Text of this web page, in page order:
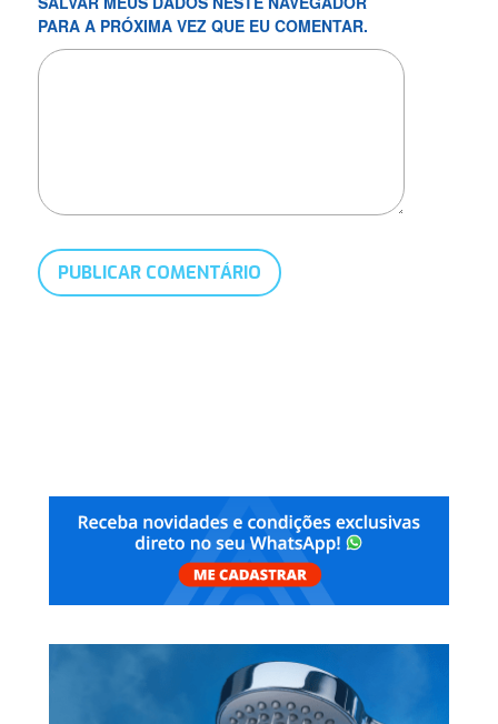
PARA A PRÓXIMA VEZ QUE EU COMENTAR.